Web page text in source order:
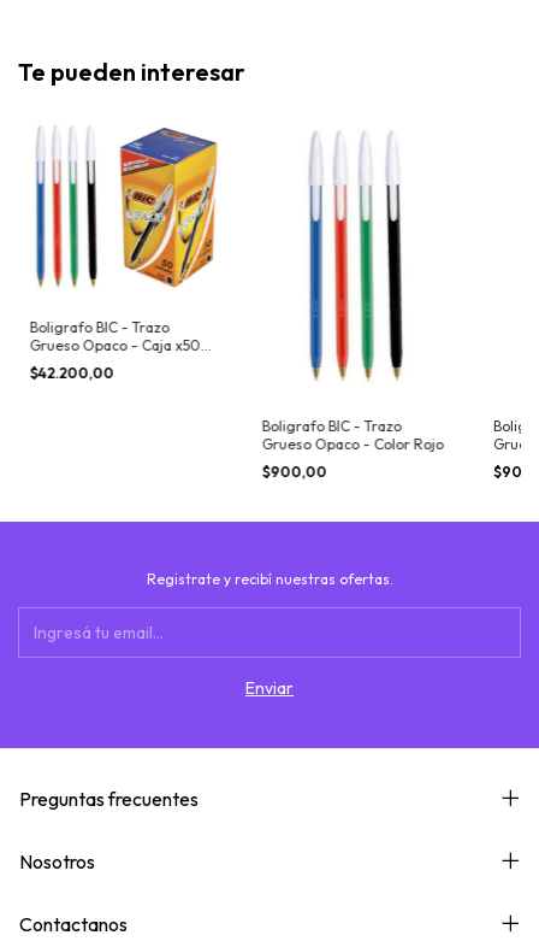
Te pueden interesar
Boligrafo BIC - Trazo
Grueso Opaco - Caja x50
unidades
$42.200,00
Boligrafo BIC - Trazo
Grueso Opaco - Color Rojo
$900,00
Verde
Registrate y recibí nuestras ofertas.
Preguntas frecuentes
Nosotros
Contactanos